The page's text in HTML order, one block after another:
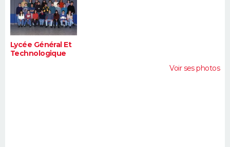
FORUM
Bricolage
Lifestyle
Culture
Sport
Auto
Television
Voyage
Cinema
Lycée Général Et
Technologique
Voir ses photos